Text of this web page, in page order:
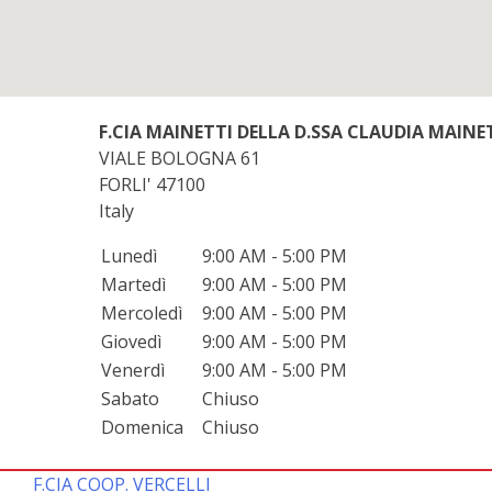
F.CIA MAINETTI DELLA D.SSA CLAUDIA
VIALE BOLOGNA 61
FORLI' 47100
Italy
Lunedì
9:00 AM - 5:00 PM
Martedì
9:00 AM - 5:00 PM
Mercoledì
9:00 AM - 5:00 PM
Giovedì
9:00 AM - 5:00 PM
Venerdì
9:00 AM - 5:00 PM
Sabato
Chiuso
Domenica
Chiuso
F.CIA COOP. VERCELLI